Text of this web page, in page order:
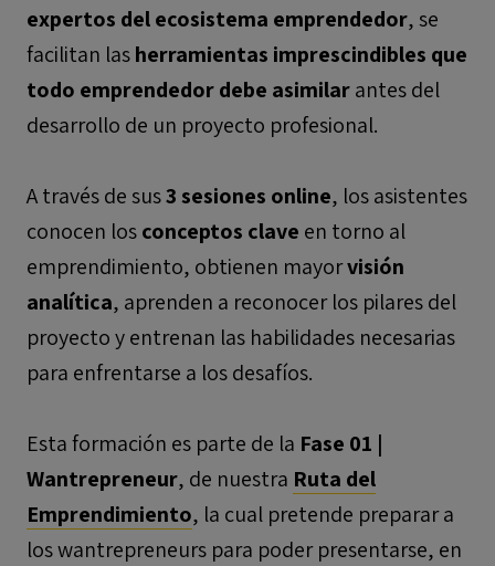
expertos del ecosistema emprendedor, se
facilitan lasherramientas imprescindibles que
todo emprendedor debe asimilarantes del
desarrollo de un proyecto profesional.
A través de sus3 sesiones online, los asistentes
conocen losconceptos clave en torno al
emprendimiento, obtienen mayorvisión
analítica, aprenden a reconocer los pilares del
proyecto y entrenan las habilidades necesarias
para enfrentarse a los desafíos.
Esta formación es parte de la Fase 01 |
Wantrepreneur, de nuestra Ruta del
Emprendimiento, la cual pretende preparar a
los wantrepreneurs para poder presentarse, en